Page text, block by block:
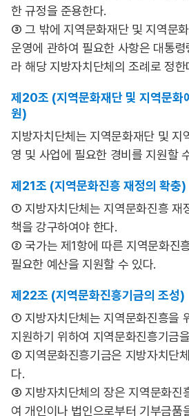
한 규정을 준용한다.
③ 그 밖에 지역문화재단 및 지역문
운영에 관하여 필요한 사항은 대통
라 해당 지방자치단체의 조례로 정한
제20조 (지역문화재단 및 지역문화
원)
지방자치단체는 지역문화재단 및 지
영 및 사업에 필요한 경비를 지원할
제21조 (지역문화진흥 재정의 확충)
① 지방자치단체는 지역문화진흥 재
책을 강구하여야 한다.
② 국가는 제1항에 따른 지역문화진
필요한 예산을 지원할 수 있다.
제22조 (지역문화진흥기금의 조성)
① 지방자치단체는 지역문화진흥을
지원하기 위하여 지역문화진흥기금
② 지역문화진흥기금은 지방자치단
다.
③ 지방자치단체의 장은 지역문화진
여 개인이나 법인으로부터 기부금품